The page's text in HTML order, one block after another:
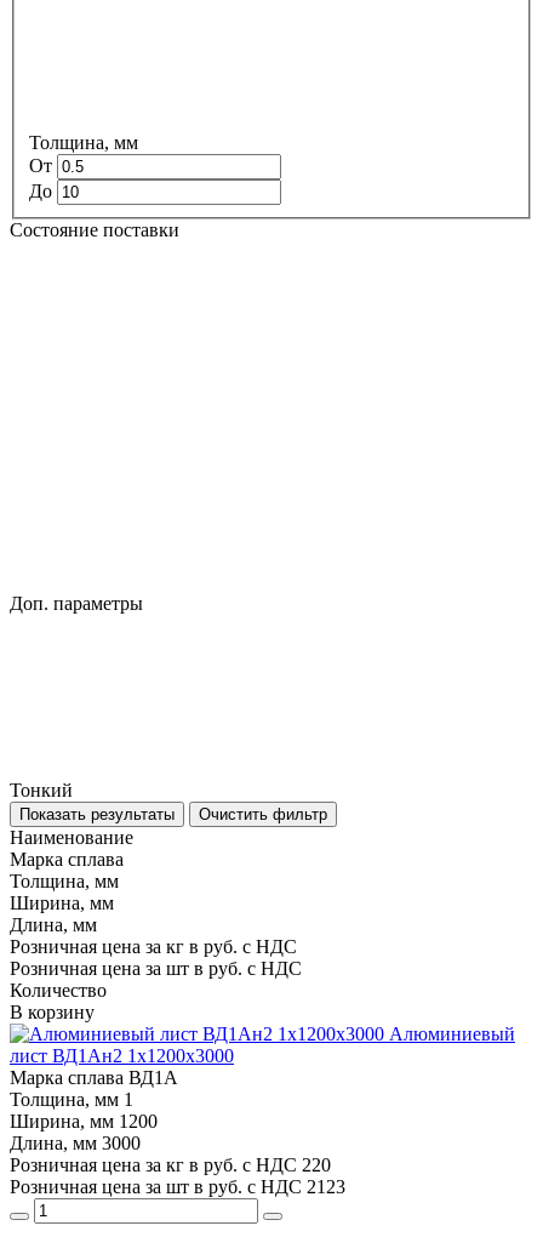
Толщина, мм
От
До
Состояние поставки
Доп. параметры
Тонкий
Показать результаты Очистить фильтр
Наименование
Марка сплава
Толщина, мм
Ширина, мм
Длина, мм
Розничная цена за кг в руб. с НДС
Розничная цена за шт в руб. с НДС
Количество
В корзину
Алюминиевый
лист ВД1Ан2 1х1200х3000
Марка сплава ВД1А
Толщина, мм 1
Ширина, мм 1200
Длина, мм 3000
Розничная цена за кг в руб. с НДС 220
Розничная цена за шт в руб. с НДС 2123